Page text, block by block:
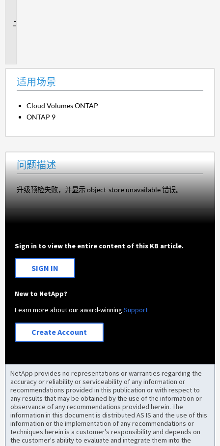
适用场景
Cloud Volumes ONTAP
ONTAP 9
问题描述
升级预检失败，并显示 object-store unavailable 错误。
Sign in to view the entire content of this KB article.
SIGN IN
New to NetApp?
Learn more about our award-winningSupport
Create Account
NetApp provides no representations or warranties regarding the
accuracy or reliability or serviceability of any information or
recommendations provided in this publication or with respect to
any results that may be obtained by the use of the information or
observance of any recommendations provided herein. The
information in this document is distributed AS IS and the use of this
information or the implementation of any recommendations or
techniques herein is a customer's responsibility and depends on
the customer's ability to evaluate and integrate them into the